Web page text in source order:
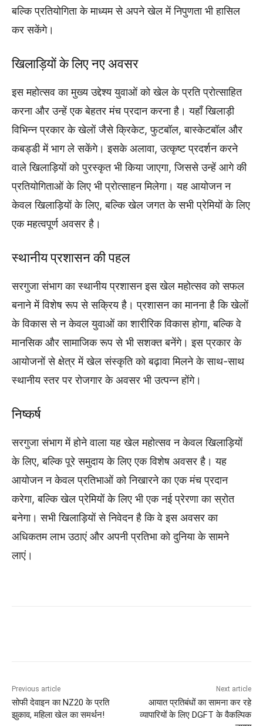
बल्कि प्रतियोगिता के माध्यम से अपने खेल में निपुणता भी हासिल
कर सकेंगे।
खिलाड़ियों के लिए नए अवसर
इस महोत्सव का मुख्य उद्देश्य युवाओं को खेल के प्रति प्रोत्साहित
करना और उन्हें एक बेहतर मंच प्रदान करना है। यहाँ खिलाड़ी
विभिन्न प्रकार के खेलों जैसे क्रिकेट, फुटबॉल, बास्केटबॉल और
कबड्डी में भाग ले सकेंगे। इसके अलावा, उत्कृष्ट प्रदर्शन करने
वाले खिलाड़ियों को पुरस्कृत भी किया जाएगा, जिससे उन्हें आगे की
प्रतियोगिताओं के लिए भी प्रोत्साहन मिलेगा। यह आयोजन न
केवल खिलाड़ियों के लिए, बल्कि खेल जगत के सभी प्रेमियों के लिए
एक महत्वपूर्ण अवसर है।
स्थानीय प्रशासन की पहल
सरगुजा संभाग का स्थानीय प्रशासन इस खेल महोत्सव को सफल
बनाने में विशेष रूप से सक्रिय है। प्रशासन का मानना है कि खेलों
के विकास से न केवल युवाओं का शारीरिक विकास होगा, बल्कि वे
मानसिक और सामाजिक रूप से भी सशक्त बनेंगे। इस प्रकार के
आयोजनों से क्षेत्र में खेल संस्कृति को बढ़ावा मिलने के साथ-साथ
स्थानीय स्तर पर रोजगार के अवसर भी उत्पन्न होंगे।
निष्कर्ष
सरगुजा संभाग में होने वाला यह खेल महोत्सव न केवल खिलाड़ियों
के लिए, बल्कि पूरे समुदाय के लिए एक विशेष अवसर है। यह
आयोजन न केवल प्रतिभाओं को निखारने का एक मंच प्रदान
करेगा, बल्कि खेल प्रेमियों के लिए भी एक नई प्रेरणा का स्रोत
बनेगा। सभी खिलाड़ियों से निवेदन है कि वे इस अवसर का
अधिकतम लाभ उठाएं और अपनी प्रतिभा को दुनिया के सामने
लाएं।
Previous article
सोफी देवाइन का NZ20 के प्रति
झुकाव, महिला खेल का समर्थन!
Next article
आयात प्रतिबंधों का सामना कर रहे
व्यापारियों के लिए DGFT के वैकल्पिक